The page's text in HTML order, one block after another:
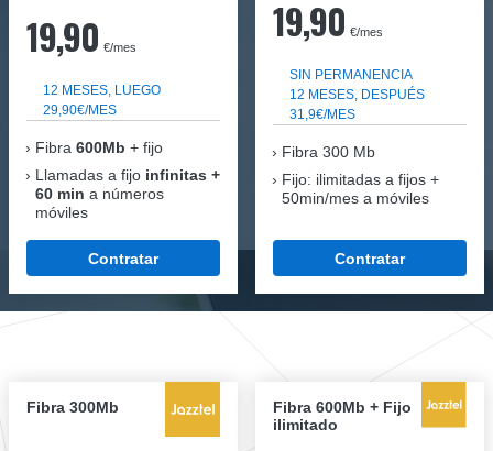
19,90 €/mes
12 MESES, LUEGO
29,90€/MES
Fibra 600Mb + fijo
Llamadas a fijo infinitas +
60 min a números
móviles
Contratar
19,90 €/mes
SIN PERMANENCIA
12 MESES, DESPUÉS
31,9€/MES
Fibra 300 Mb
Fijo: ilimitadas a fijos +
50min/mes a móviles
Contratar
Fibra 300Mb
Fibra 600Mb + Fijo
ilimitado